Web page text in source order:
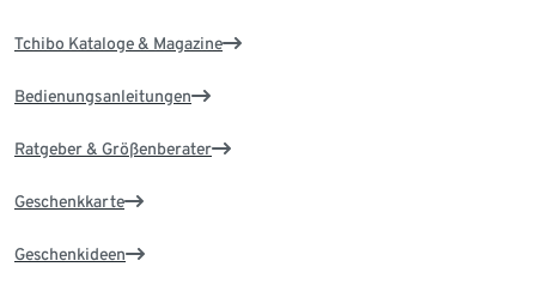
Tchibo Kataloge & Magazine
Bedienungsanleitungen
Ratgeber & Größenberater
Geschenkkarte
Geschenkideen